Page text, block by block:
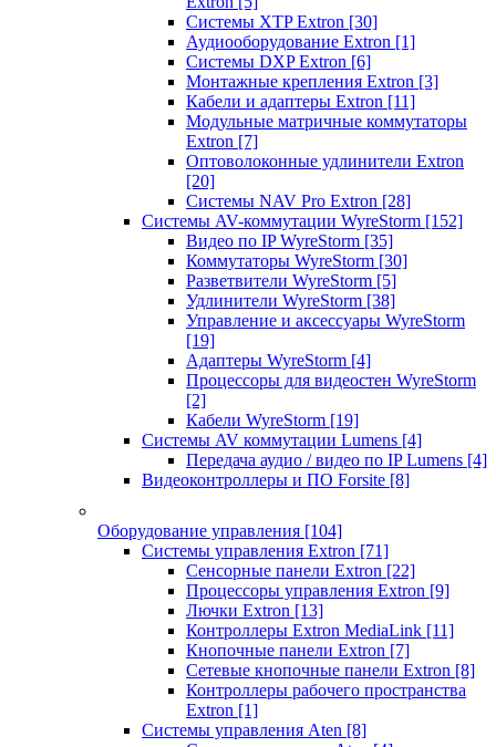
Системы XTP Extron [30]
Аудиооборудование Extron [1]
Системы DXP Extron [6]
Монтажные крепления Extron [3]
Кабели и адаптеры Extron [11]
Модульные матричные коммутаторы
Extron [7]
Оптоволоконные удлинители Extron
[20]
Системы NAV Pro Extron [28]
Системы AV-коммутации WyreStorm [152]
Видео по IP WyreStorm [35]
Коммутаторы WyreStorm [30]
Разветвители WyreStorm [5]
Удлинители WyreStorm [38]
Управление и аксессуары WyreStorm
[19]
Адаптеры WyreStorm [4]
Процессоры для видеостен WyreStorm
[2]
Кабели WyreStorm [19]
Системы AV коммутации Lumens [4]
Передача аудио / видео по IP Lumens [4]
Видеоконтроллеры и ПО Forsite [8]
Оборудование управления [104]
Системы управления Extron [71]
Сенсорные панели Extron [22]
Процессоры управления Extron [9]
Лючки Extron [13]
Контроллеры Extron MediaLink [11]
Кнопочные панели Extron [7]
Сетевые кнопочные панели Extron [8]
Контроллеры рабочего пространства
Extron [1]
Системы управления Aten [8]